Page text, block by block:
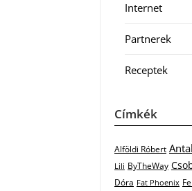
Internet
Partnerek
Receptek
Címkék
Alföldi Róbert
Lili ByTheWay
Dóra Fat Phoenix